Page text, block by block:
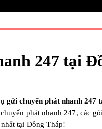
247 tại
gửi chuyển phát nhanh 247
phát nhanh 247, các
tại Đồng Tháp!